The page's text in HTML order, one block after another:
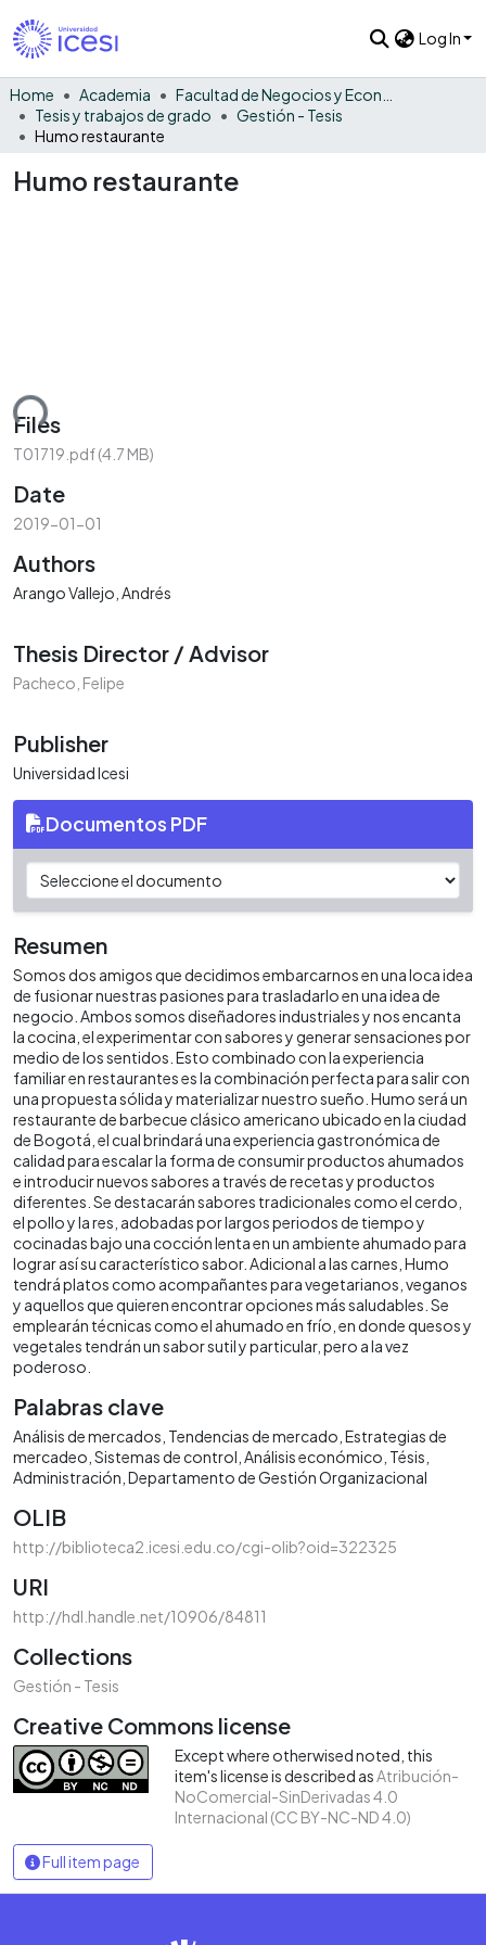
Log In
Home Academia
Tesis y trabajos de grado
Gestión - Tesis
Humo restaurante
Humo restaurante
Files
T01719.pdf(4.7 MB)
Date
2019-01-01
Authors
Arango Vallejo, Andrés
Thesis Director / Advisor
Pacheco, Felipe
Publisher
Universidad Icesi
Documentos PDF
Resumen
Somos dos amigos que decidimos embarcarnos en una loca idea
de fusionar nuestras pasiones para trasladarlo en una idea de
negocio. Ambos somos diseñadores industriales y nos encanta
la cocina, el experimentar con sabores y generar sensaciones por
medio de los sentidos. Esto combinado con la experiencia
familiar en restaurantes es la combinación perfecta para salir con
una propuesta sólida y materializar nuestro sueño. Humo será un
restaurante de barbecue clásico americano ubicado en la ciudad
de Bogotá, el cual brindará una experiencia gastronómica de
calidad para escalar la forma de consumir productos ahumados
e introducir nuevos sabores a través de recetas y productos
diferentes. Se destacarán sabores tradicionales como el cerdo,
el pollo y la res, adobadas por largos periodos de tiempo y
cocinadas bajo una cocción lenta en un ambiente ahumado para
lograr así su característico sabor. Adicional a las carnes, Humo
tendrá platos como acompañantes para vegetarianos, veganos
y aquellos que quieren encontrar opciones más saludables. Se
emplearán técnicas como el ahumado en frío, en donde quesos y
vegetales tendrán un sabor sutil y particular, pero a la vez
poderoso.
Palabras clave
Análisis de mercados Tendencias de mercado Estrategias de
mercadeo Sistemas de control Análisis económico Tésis
Administración Departamento de Gestión Organizacional
OLIB
http://biblioteca2.icesi.edu.co/cgi-olib?oid=322325
URI
http://hdl.handle.net/10906/84811
Collections
Gestión - Tesis
Creative Commons license
Except where otherwised noted, this
item's license is described asAtribución-
NoComercial-SinDerivadas 4.0
Internacional (CC BY-NC-ND 4.0)
Full item page